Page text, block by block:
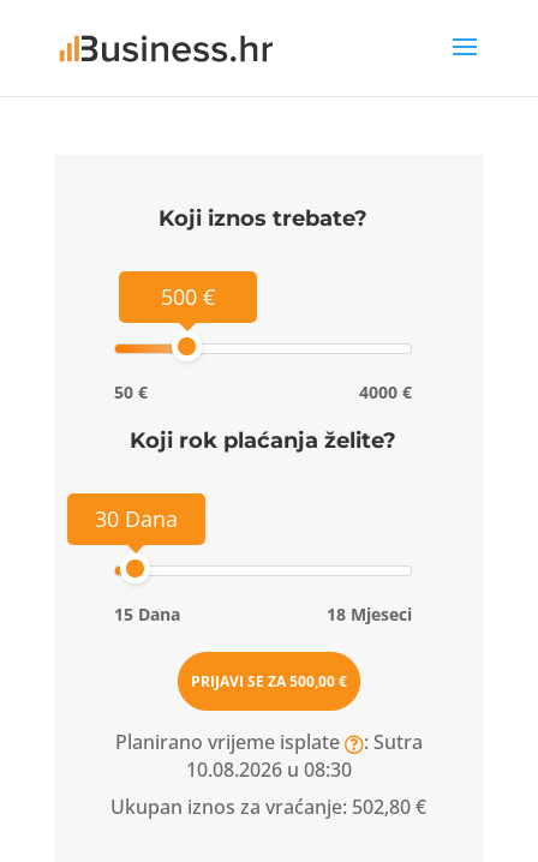
Koji iznos trebate?
500 €
50 € 4000 €
Koji rok plaćanja želite?
30 Dana
15 Dana 18 Mjeseci
PRIJAVI SE ZA500,00 €
Planirano vrijeme isplate
: Sutra
10.08.2026 u 08:30
Ukupan iznos za vraćanje: 502,80 €